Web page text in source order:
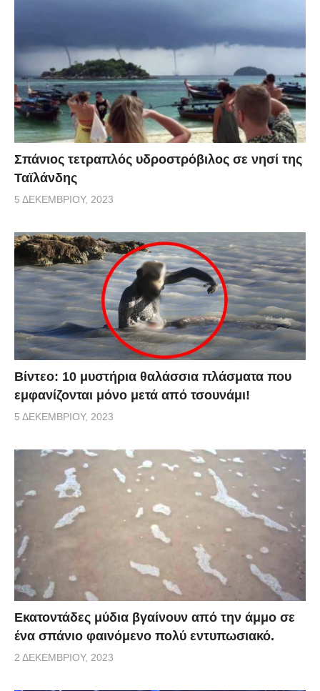
Σπάνιος τετραπλός υδροστρόβιλος σε νησί της
Ταϊλάνδης
5 ΔΕΚΕΜΒΡΊΟΥ, 2023
Βίντεο: 10 μυστήρια θαλάσσια πλάσματα που
εμφανίζονται μόνο μετά από τσουνάμι!
5 ΔΕΚΕΜΒΡΊΟΥ, 2023
Εκατοντάδες μύδια βγαίνουν από την άμμο σε
ένα σπάνιο φαινόμενο πολύ εντυπωσιακό.
2 ΔΕΚΕΜΒΡΊΟΥ, 2023